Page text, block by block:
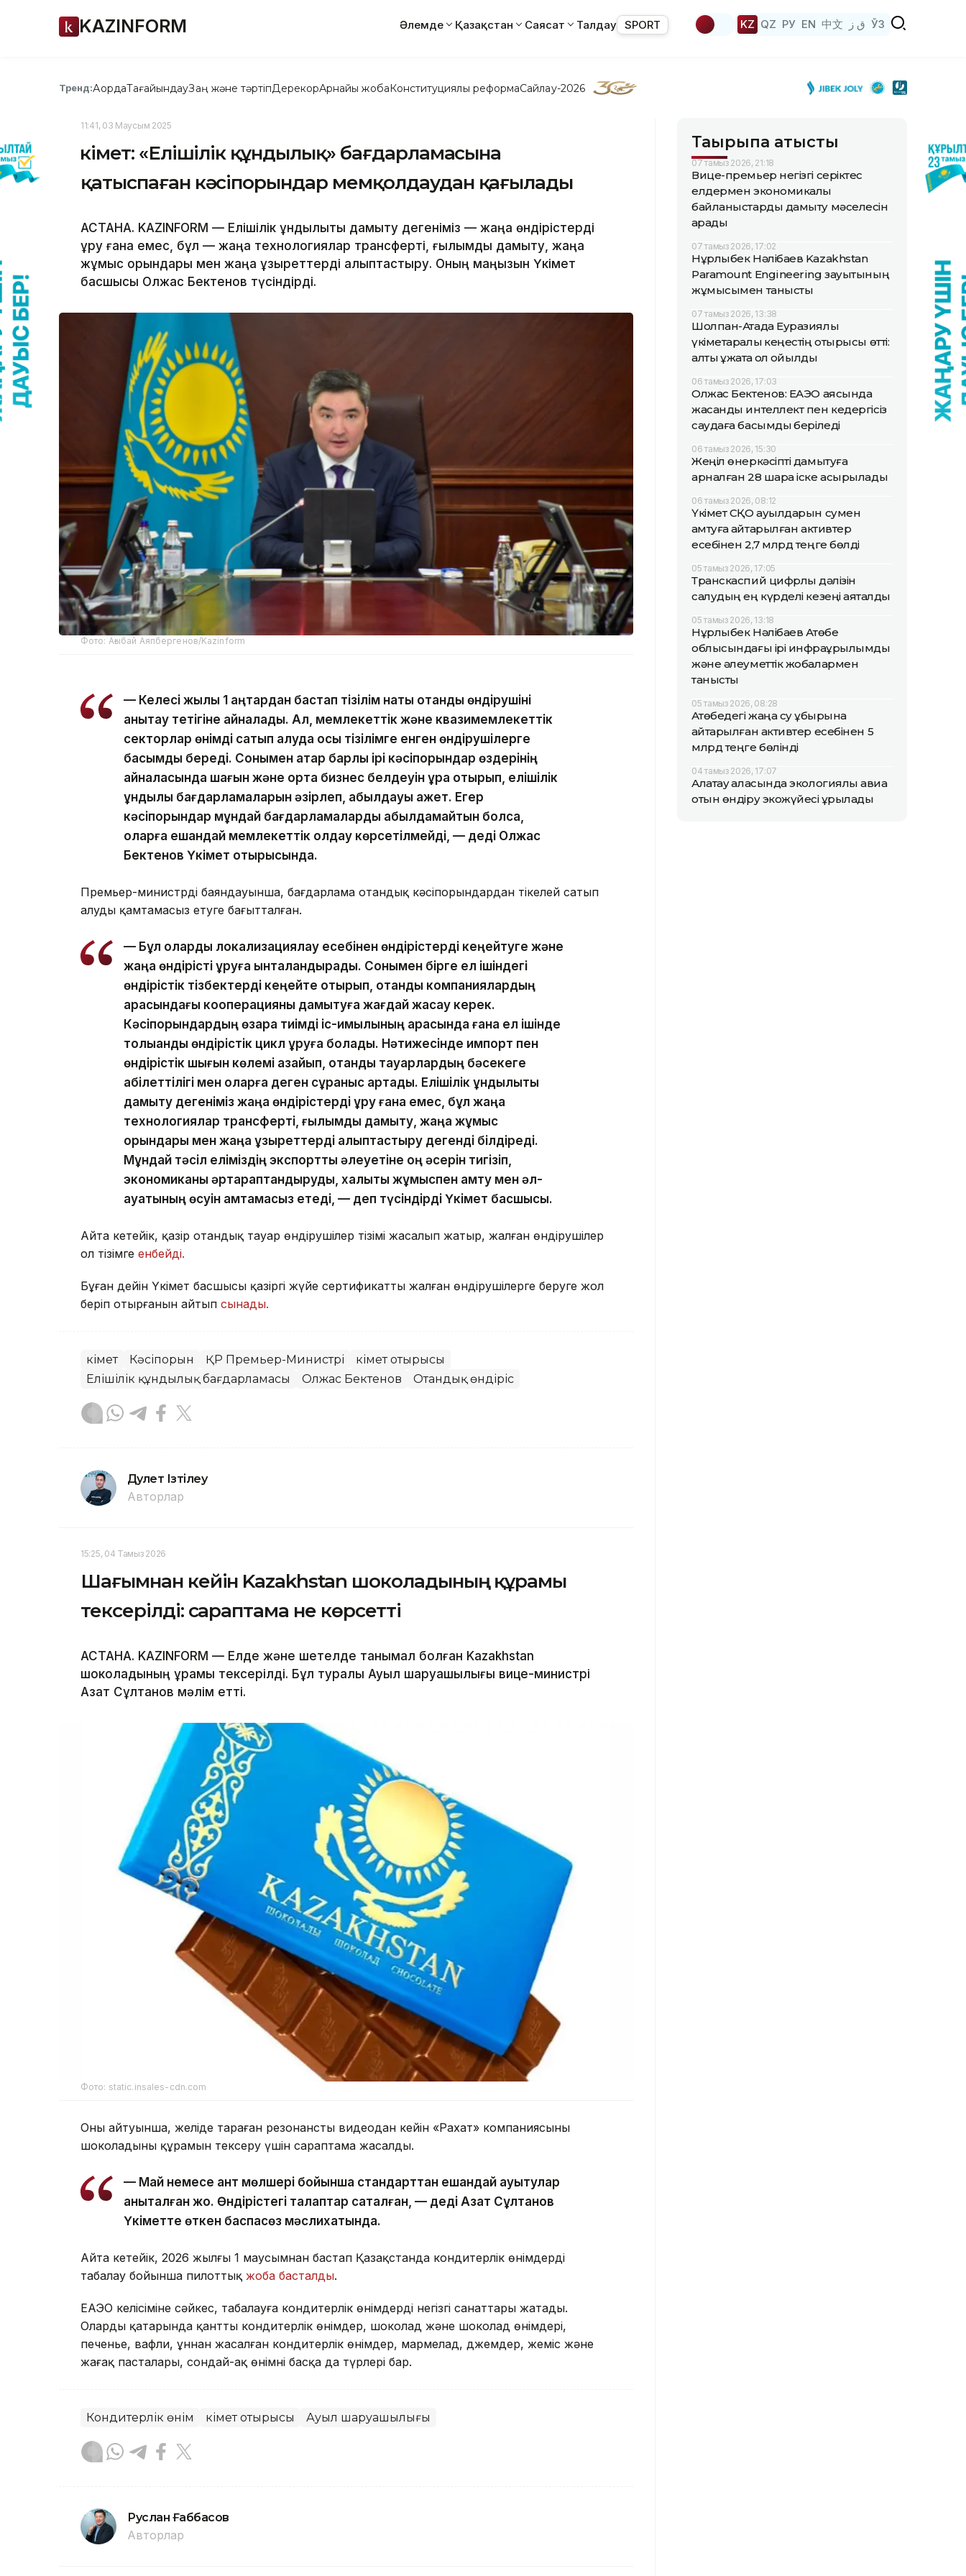
KAZINFORM Әлемде Қазақстан Саясат Талдау SPORT KZ QZ РУ EN 中文 ق ز ЎЗ
Тренд:АқордаТағайындауЗаң және тәртіпДерекқорАрнайы жобаКонституциялық реформаСайлау-2026
11:41, 03 Маусым 2025
Үкімет: «Елішілік құндылық» бағдарламасына
қатыспаған кәсіпорындар мемқолдаудан қағылады
АСТАНА. KAZINFORM — Елішілік құндылықты дамыту дегеніміз — жаңа өндірістерді
құру ғана емес, бұл — жаңа технологиялар трансферті, ғылымды дамыту, жаңа
жұмыс орындары мен жаңа құзыреттерді қалыптастыру. Оның маңызын Үкімет
басшысы Олжас Бектенов түсіндірді.
Фото: Ағыбай Аяпбергенов/Kazinform
— Келесі жылы 1 қаңтардан бастап тізілім нақты отандық өндірушіні
анықтау тетігіне айналады. Ал, мемлекеттік және квазимемлекеттік
секторлар өнімді сатып алуда осы тізілімге енген өндірушілерге
басымдық береді. Сонымен қатар барлық ірі кәсіпорындар өздерінің
айналасында шағын және орта бизнес белдеуін құра отырып, елішілік
құндылық бағдарламаларын әзірлеп, қабылдауы қажет. Егер
кәсіпорындар мұндай бағдарламаларды қабылдамайтын болса,
оларға ешқандай мемлекеттік қолдау көрсетілмейді, — деді Олжас
Бектенов Үкімет отырысында.
Премьер-министрдің баяндауынша, бағдарлама отандық кәсіпорындардан тікелей сатып
алуды қамтамасыз етуге бағытталған.
— Бұл оларды локализациялау есебінен өндірістерді кеңейтуге және
жаңа өндірісті құруға ынталандырады. Сонымен бірге ел ішіндегі
өндірістік тізбектерді кеңейте отырып, отандық компаниялардың
арасындағы кооперацияны дамытуға жағдай жасау керек.
Кәсіпорындардың өзара тиімді іс-қимылының арқасында ғана ел ішінде
толыққанды өндірістік цикл құруға болады. Нәтижесінде импорт пен
өндірістік шығын көлемі азайып, отандық тауарлардың бәсекеге
қабілеттілігі мен оларға деген сұраныс артады. Елішілік құндылықты
дамыту дегеніміз жаңа өндірістерді құру ғана емес, бұл жаңа
технологиялар трансферті, ғылымды дамыту, жаңа жұмыс
орындары мен жаңа құзыреттерді қалыптастыру дегенді білдіреді.
Мұндай тәсіл еліміздің экспорттық әлеуетіне оң әсерін тигізіп,
экономиканы әртараптандыруды, халықты жұмыспен қамту мен әл-
ауқатының өсуін қамтамасыз етеді, — деп түсіндірді Үкімет басшысы.
Айта кетейік, қазір отандық тауар өндірушілер тізімі жасалып жатыр, жалған өндірушілер
ол тізімге енбейді.
Бұған дейін Үкімет басшысы қазіргі жүйе сертификатты жалған өндірушілерге беруге жол
беріп отырғанын айтып сынады.
Үкімет Кәсіпорын ҚР Премьер-Министрі
Үкімет отырысы
Елішілік құндылық бағдарламасы
Олжас Бектенов Отандық өндіріс
Дәулет Ізтілеу
Авторлар
15:25, 04 Тамыз 2026
Шағымнан кейін Kazakhstan шоколадының құрамы
тексерілді: сараптама не көрсетті
АСТАНА. KAZINFORM — Елде және шетелде танымал болған Kazakhstan
шоколадының құрамы тексерілді. Бұл туралы Ауыл шаруашылығы вице-министрі
Азат Сұлтанов мәлім етті.
Фото: static.insales-cdn.com
Оның айтуынша, желіде тараған резонансты видеодан кейін «Рахат» компаниясының
шоколадының құрамын тексеру үшін сараптама жасалды.
— Май немесе қант мөлшері бойынша стандарттан ешқандай ауытқулар
анықталған жоқ. Өндірістегі талаптар сақталған, — деді Азат Сұлтанов
Үкіметте өткен баспасөз мәслихатында.
Айта кетейік, 2026 жылғы 1 маусымнан бастап Қазақстанда кондитерлік өнімдерді
таңбалау бойынша пилоттық жоба басталды.
ЕАЭО келісіміне сәйкес, таңбалауға кондитерлік өнімдердің негізгі санаттары жатады.
Олардың қатарында қантты кондитерлік өнімдер, шоколад және шоколад өнімдері,
печенье, вафли, ұннан жасалған кондитерлік өнімдер, мармелад, джемдер, жеміс және
жаңғақ пасталары, сондай-ақ өнімнің басқа да түрлері бар.
Кондитерлік өнім Үкімет отырысы Ауыл шаруашылығы
Руслан Ғаббасов
Авторлар
Тақырыпқа қатысты
07 тамыз 2026, 21:18
Вице-премьер негізгі серіктес
елдермен экономикалық
байланыстарды дамыту мәселесін
қарады
07 тамыз 2026, 17:02
Нұрлыбек Нәлібаев Kazakhstan
Paramount Engineering зауытының
жұмысымен танысты
07 тамыз 2026, 13:38
Шолпан-Атада Еуразиялық
үкіметаралық кеңестің отырысы өтті:
алты құжатқа қол қойылды
06 тамыз 2026, 17:03
Олжас Бектенов: ЕАЭО аясында
жасанды интеллект пен кедергісіз
саудаға басымдық беріледі
06 тамыз 2026, 15:30
Жеңіл өнеркәсіпті дамытуға
арналған 28 шара іске асырылады
06 тамыз 2026, 08:12
Үкімет СҚО ауылдарын сумен
қамтуға қайтарылған активтер
есебінен 2,7 млрд теңге бөлді
05 тамыз 2026, 17:05
Транскаспий цифрлық дәлізін
салудың ең күрделі кезеңі аяқталды
05 тамыз 2026, 13:18
Нұрлыбек Нәлібаев Ақтөбе
облысындағы ірі инфрақұрылымдық
және әлеуметтік жобалармен
танысты
05 тамыз 2026, 08:28
Ақтөбедегі жаңа су құбырына
қайтарылған активтер есебінен 5
млрд теңге бөлінді
04 тамыз 2026, 17:07
Алатау қаласында экологиялық авиа
отын өндіру экожүйесі құрылады